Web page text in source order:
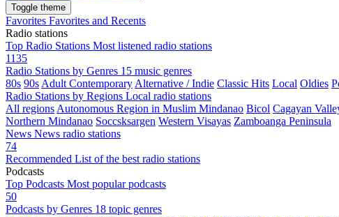
Toggle theme
Favorites Favorites and Recents
Radio stations
Top Radio Stations Most listened radio stations
1135
Radio Stations by Genres 15 music genres
80s 90s Adult Contemporary Alternative / Indie Classic Hits Local Oldies
Radio Stations by Regions Local radio stations
All regions Autonomous Region in Muslim Mindanao Bicol Cagayan
Northern Mindanao Soccsksargen Western Visayas Zamboanga Peninsula
News News radio stations
74
Recommended List of the best radio stations
Podcasts
Top Podcasts Most popular podcasts
50
Podcasts by Genres 18 topic genres